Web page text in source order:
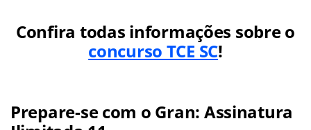
Confira todas informações sobre o
concurso TCE SC!
Prepare-se com o Gran: Assinatura